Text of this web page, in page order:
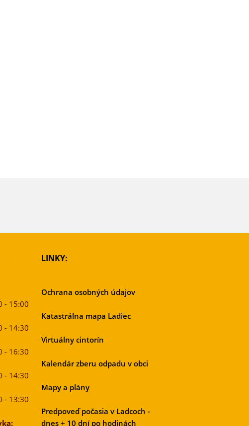
- 15:00
- 14:30
- 16:30
- 14:30
- 13:30
LINKY:
Ochrana osobných údajov
Katastrálna mapa Ladiec
Virtuálny cintorín
Kalendár zberu odpadu v obci
Mapy a plány
Predpoveď počasia v Ladcoch -
dnes + 10 dní po hodinách